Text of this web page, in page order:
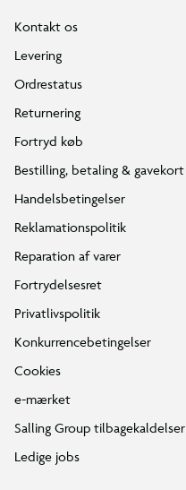
Kontakt os
Levering
Ordrestatus
Returnering
Fortryd køb
Bestilling, betaling & gavekort
Handelsbetingelser
Reklamationspolitik
Reparation af varer
Fortrydelsesret
Privatlivspolitik
Konkurrencebetingelser
Cookies
e-mærket
Salling Group tilbagekaldelser
Ledige jobs